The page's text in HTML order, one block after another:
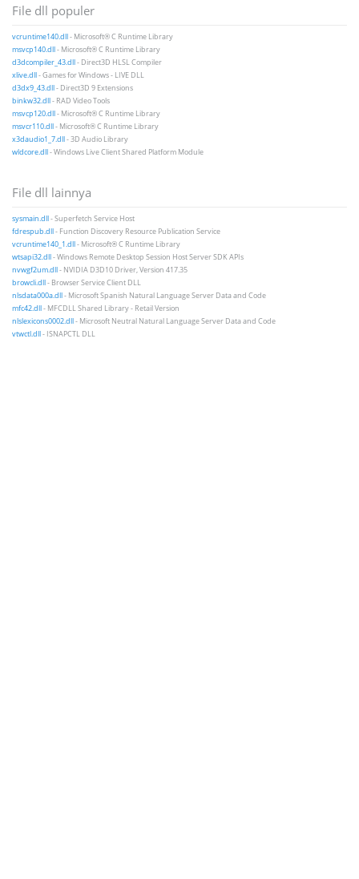
File dll populer
vcruntime140.dll- Microsoft® C Runtime Library
msvcp140.dll- Microsoft® C Runtime Library
d3dcompiler_43.dll- Direct3D HLSL Compiler
xlive.dll- Games for Windows - LIVE DLL
d3dx9_43.dll- Direct3D 9 Extensions
binkw32.dll- RAD Video Tools
msvcp120.dll- Microsoft® C Runtime Library
msvcr110.dll- Microsoft® C Runtime Library
x3daudio1_7.dll- 3D Audio Library
wldcore.dll- Windows Live Client Shared Platform Module
File dll lainnya
sysmain.dll- Superfetch Service Host
fdrespub.dll- Function Discovery Resource Publication Service
vcruntime140_1.dll- Microsoft® C Runtime Library
wtsapi32.dll- Windows Remote Desktop Session Host Server SDK APIs
nvwgf2um.dll- NVIDIA D3D10 Driver, Version 417.35
browcli.dll- Browser Service Client DLL
nlsdata000a.dll- Microsoft Spanish Natural Language Server Data and Code
mfc42.dll- MFCDLL Shared Library - Retail Version
nlslexicons0002.dll- Microsoft Neutral Natural Language Server Data and Code
vtwctl.dll- ISNAPCTL DLL